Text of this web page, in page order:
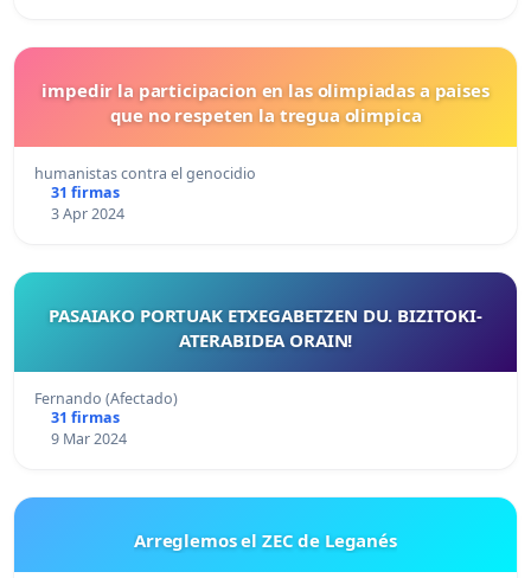
impedir la participacion en las olimpiadas a paises
que no respeten la tregua olimpica
humanistas contra el genocidio
31 firmas
3 Apr 2024
PASAIAKO PORTUAK ETXEGABETZEN DU. BIZITOKI-
ATERABIDEA ORAIN!
Fernando (Afectado)
31 firmas
9 Mar 2024
Arreglemos el ZEC de Leganés